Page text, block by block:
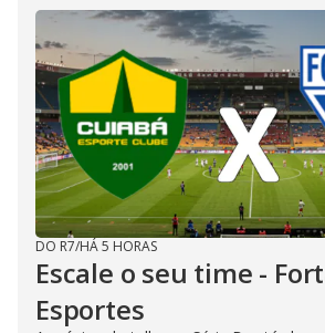
DO R7/HÁ 5 HORAS
Escale o seu time -
Esportes